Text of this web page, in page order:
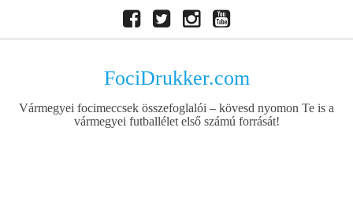
Facebook
TwitterInstagramYoutube
FociDrukker.com
Vármegyei focimeccsek összefoglalói – kövesd nyomon Te is a
vármegyei futballélet első számú forrását!